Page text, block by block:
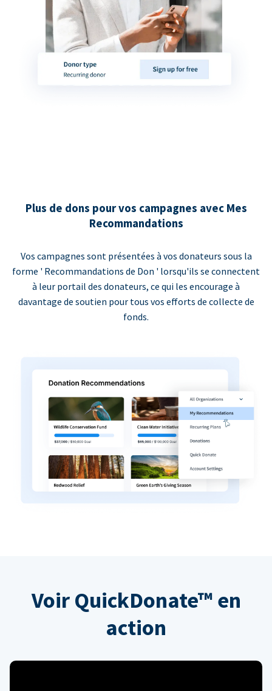
Plus de dons pour vos campagnes avec Mes
Recommandations
Vos campagnes sont présentées à vos donateurs sous la
forme ' Recommandations de Don ' lorsqu'ils se connectent
à leur portail des donateurs, ce qui les encourage à
davantage de soutien pour tous vos efforts de collecte de
fonds.
Voir QuickDonate™ en
action